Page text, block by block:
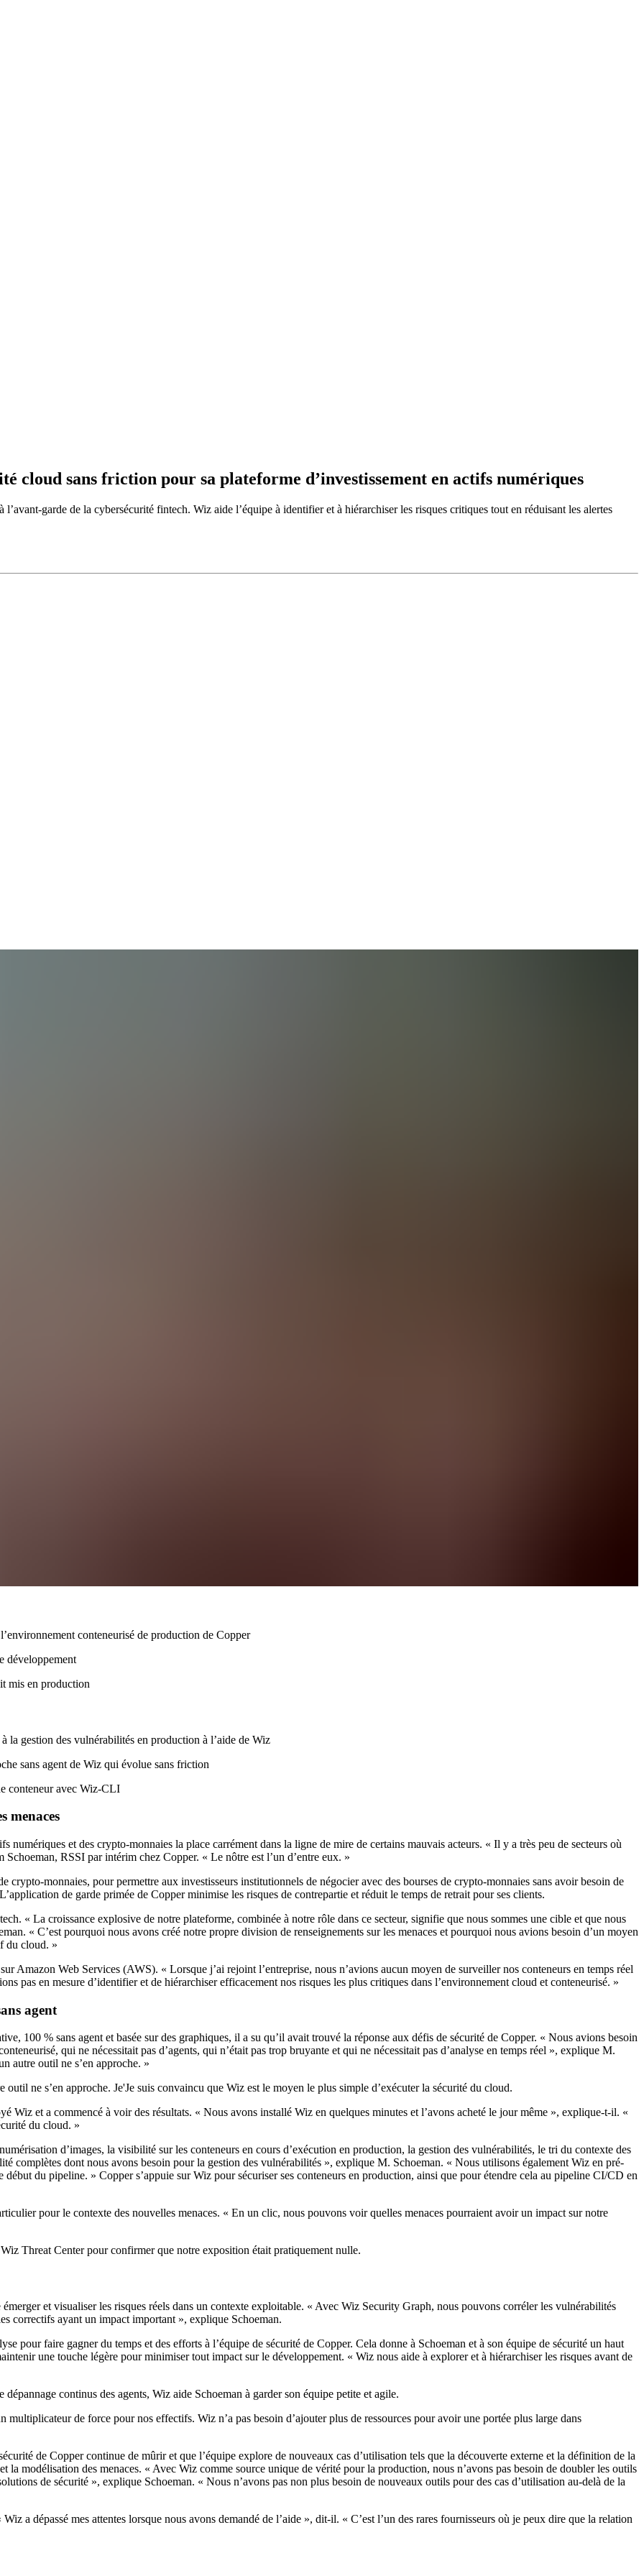
cloud sans friction pour sa plateforme d’investissement en actifs numériques
garde de la cybersécurité fintech. Wiz aide l’équipe à identifier et à hiérarchiser les risques critiques tout en réduisant les alertes
conteneurisé de production de Copper
développement
mis en production
la gestion des vulnérabilités en production à l’aide de Wiz
sans agent de Wiz qui évolue sans friction
conteneur avec Wiz-CLI
menaces
numériques et des crypto-monnaies la place carrément dans la ligne de mire de certains mauvais acteurs. « Il y a très peu de secteurs où
RSSI par intérim chez Copper. « Le nôtre est l’un d’entre eux. »
crypto-monnaies, pour permettre aux investisseurs institutionnels de négocier avec des bourses de crypto-monnaies sans avoir besoin de
de garde primée de Copper minimise les risques de contrepartie et réduit le temps de retrait pour ses clients.
« La croissance explosive de notre plateforme, combinée à notre rôle dans ce secteur, signifie que nous sommes une cible et que nous
« C’est pourquoi nous avons créé notre propre division de renseignements sur les menaces et pourquoi nous avions besoin d’un moyen
du cloud. »
Amazon Web Services (AWS). « Lorsque j’ai rejoint l’entreprise, nous n’avions aucun moyen de surveiller nos conteneurs en temps réel
pas en mesure d’identifier et de hiérarchiser efficacement nos risques les plus critiques dans l’environnement cloud et conteneurisé. »
agent
100 % sans agent et basée sur des graphiques, il a su qu’il avait trouvé la réponse aux défis de sécurité de Copper. « Nous avions besoin
qui ne nécessitait pas d’agents, qui n’était pas trop bruyante et qui ne nécessitait pas d’analyse en temps réel », explique M.
autre outil ne s’en approche. »
ne s’en approche. Je'Je suis convaincu que Wiz est le moyen le plus simple d’exécuter la sécurité du cloud.
Wiz et a commencé à voir des résultats. « Nous avons installé Wiz en quelques minutes et l’avons acheté le jour même », explique-t-il. «
du cloud. »
d’images, la visibilité sur les conteneurs en cours d’exécution en production, la gestion des vulnérabilités, le tri du contexte des
complètes dont nous avons besoin pour la gestion des vulnérabilités », explique M. Schoeman. « Nous utilisons également Wiz en pré-
du pipeline. » Copper s’appuie sur Wiz pour sécuriser ses conteneurs en production, ainsi que pour étendre cela au pipeline CI/CD en
pour le contexte des nouvelles menaces. « En un clic, nous pouvons voir quelles menaces pourraient avoir un impact sur notre
Threat Center pour confirmer que notre exposition était pratiquement nulle.
et visualiser les risques réels dans un contexte exploitable. « Avec Wiz Security Graph, nous pouvons corréler les vulnérabilités
correctifs ayant un impact important », explique Schoeman.
pour faire gagner du temps et des efforts à l’équipe de sécurité de Copper. Cela donne à Schoeman et à son équipe de sécurité un haut
une touche légère pour minimiser tout impact sur le développement. « Wiz nous aide à explorer et à hiérarchiser les risques avant de
dépannage continus des agents, Wiz aide Schoeman à garder son équipe petite et agile.
de force pour nos effectifs. Wiz n’a pas besoin d’ajouter plus de ressources pour avoir une portée plus large dans
de Copper continue de mûrir et que l’équipe explore de nouveaux cas d’utilisation tels que la découverte externe et la définition de la
la modélisation des menaces. « Avec Wiz comme source unique de vérité pour la production, nous n’avons pas besoin de doubler les outils
de sécurité », explique Schoeman. « Nous n’avons pas non plus besoin de nouveaux outils pour des cas d’utilisation au-delà de la
a dépassé mes attentes lorsque nous avons demandé de l’aide », dit-il. « C’est l’un des rares fournisseurs où je peux dire que la relation